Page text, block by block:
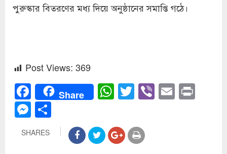
পুরুস্কার বিতরণের মধ্য দিয়ে অনুষ্ঠানের সমাপ্তি গঠে।
Post Views: 369
Facebook
Share WhatsApp
Twitter
Viber
Email
Messenger
SHARES